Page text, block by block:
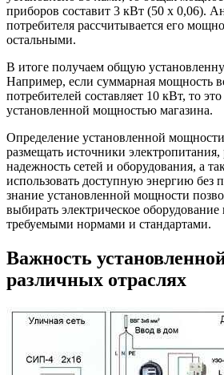
приборов составит 3 кВт (50 х 0,06).
потребителя рассчитывается его
остальными.
В итоге получаем общую
Например, если суммарная мощность
потребителей составляет 10 кВт, то это
установленной мощностью магазина.
Определение установленной
размещать источники электропитания,
надежность сетей и оборудования, а
использовать доступную энергию без
знание установленной мощности
выбирать электрическое оборудование
требуемыми нормами и стандартами.
Важность
различных отраслях